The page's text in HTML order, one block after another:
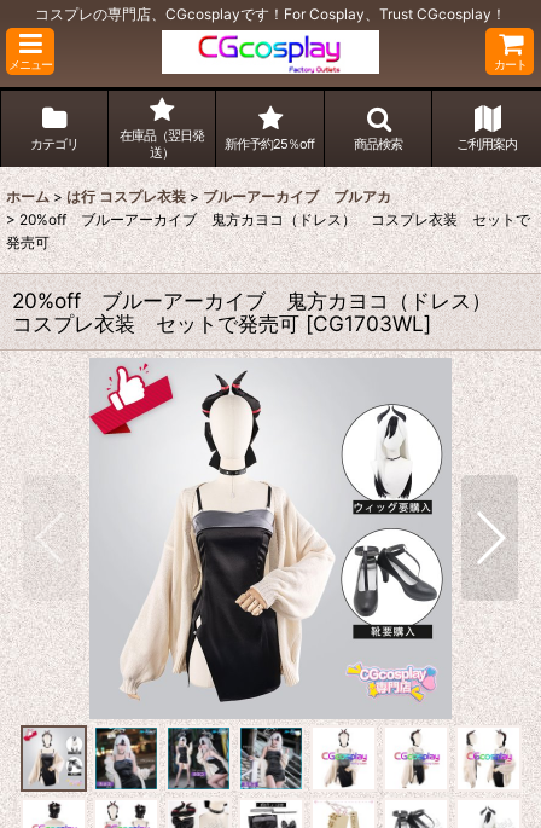
コスプレの専門店、CGcosplayです！For Cosplay、Trust CGcosplay！
メニュー カート
カテゴリ
在庫品（翌日発
送）
新作予約25％off 商品検索 ご利用案内
ホーム > は行 コスプレ衣装 > ブルーアーカイブ ブルアカ
> 20%off ブルーアーカイブ 鬼方カヨコ（ドレス） コスプレ衣装 セットで
発売可
20%off ブルーアーカイブ 鬼方カヨコ（ドレス）
コスプレ衣装 セットで発売可 [CG1703WL]